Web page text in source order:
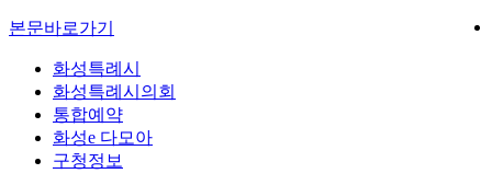
본문바로가기
화성특례시
화성특례시의회
통합예약
화성e 다모아
구청정보